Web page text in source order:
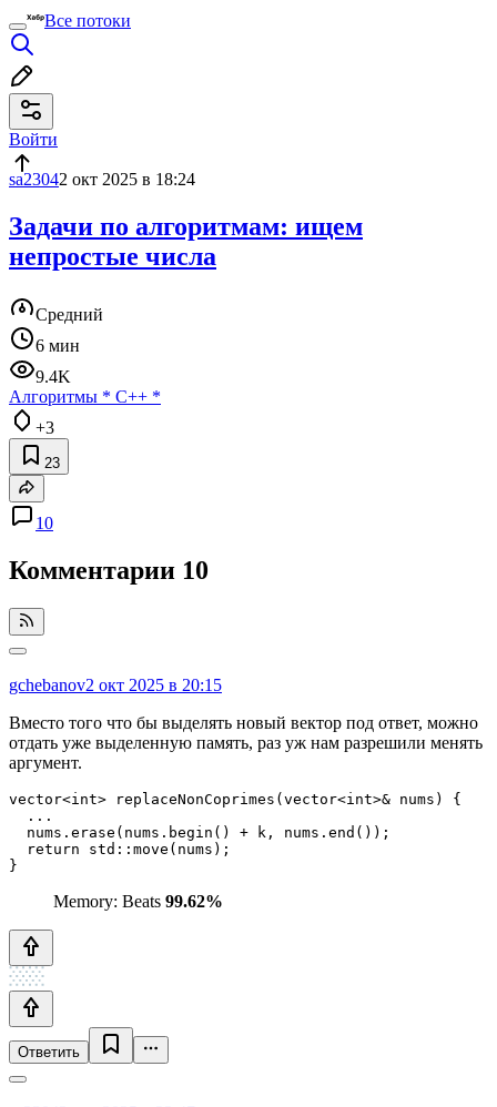
Все потоки
Войти
sa23042 окт 2025 в 18:24
Задачи по алгоритмам: ищем
непростые числа
Средний
6 мин
9.4K
Алгоритмы * C++ *
+3
23
10
Комментарии 10
gchebanov2 окт 2025 в 20:15
Вместо того что бы выделять новый вектор под ответ, можно
отдать уже выделенную память, раз уж нам разрешили менять
аргумент.
vector<int> replaceNonCoprimes(vector<int>& nums) {
  ...
  nums.erase(nums.begin() + k, nums.end());
  return std::move(nums);
}
Memory: Beats 99.62%
Ответить